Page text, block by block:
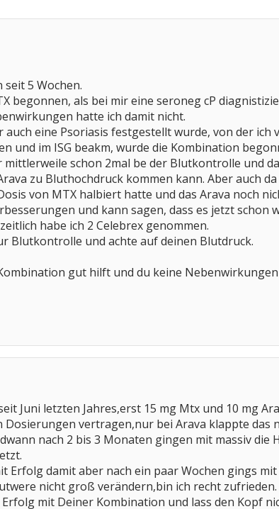
5 Wochen.
begonnen, als bei mir eine seroneg cP
hatte ich damit nicht.
auch eine Psoriasis festgestellt wurde, von der
und im ISG beakm, wurde die Kombination
mittlerweile schon 2mal be der Blutkontrolle und
zu Bluthochdruck kommen kann. Aber auch
von MTX halbiert hatte und das Arava noch
und kann sagen, dass es jetzt schon
habe ich 2 Celebrex genommen.
Blutkontrolle und achte auf deinen Blutdruck.
gut hilft und du keine
Juni letzten Jahres,erst 15 mg Mtx und 10 mg
Dosierungen vertragen,nur bei Arava klappte das
nach 2 bis 3 Monaten gingen mit massiv die
Erfolg damit aber nach ein paar Wochen gings
nicht groß verändern,bin ich recht zufrieden.
mit Deiner Kombination und lass den Kopf